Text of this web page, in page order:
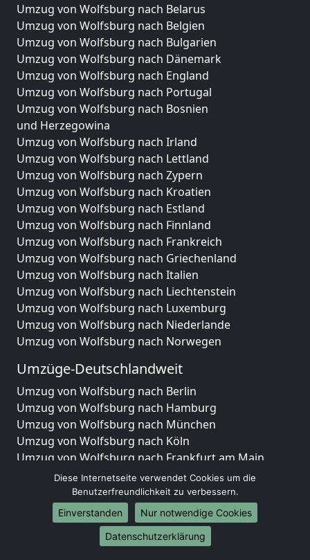
Umzug von Wolfsburg nach Belarus
Umzug von Wolfsburg nach Belgien
Umzug von Wolfsburg nach Bulgarien
Umzug von Wolfsburg nach Dänemark
Umzug von Wolfsburg nach England
Umzug von Wolfsburg nach Portugal
Umzug von Wolfsburg nach Bosnien
und Herzegowina
Umzug von Wolfsburg nach Irland
Umzug von Wolfsburg nach Lettland
Umzug von Wolfsburg nach Zypern
Umzug von Wolfsburg nach Kroatien
Umzug von Wolfsburg nach Estland
Umzug von Wolfsburg nach Finnland
Umzug von Wolfsburg nach Frankreich
Umzug von Wolfsburg nach Griechenland
Umzug von Wolfsburg nach Italien
Umzug von Wolfsburg nach Liechtenstein
Umzug von Wolfsburg nach Luxemburg
Umzug von Wolfsburg nach Niederlande
Umzug von Wolfsburg nach Norwegen
Umzüge-Deutschlandweit
Umzug von Wolfsburg nach Berlin
Umzug von Wolfsburg nach Hamburg
Umzug von Wolfsburg nach München
Umzug von Wolfsburg nach Köln
Umzug von Wolfsburg nach Frankfurt am Main
Umzug von Wolfsburg nach Stuttgart
Umzug von Wolfsburg nach Düsseldorf
Umzug von Wolfsburg nach Leipzig
Umzug von Wolfsburg nach Dortmund
Umzug von Wolfsburg nach Essen
Diese Internetseite verwendet Cookies um die
Benutzerfreundlichkeit zu verbessern.
Einverstanden
Nur notwendige Cookies
Datenschutzerklärung